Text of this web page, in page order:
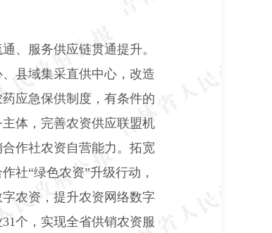
、服务供应链贯通提升。
县域集采直供中心，改造
应急保供制度，有条件的
体，完善农资供应联盟机
作社农资自营能力。拓宽
社“绿色农资”升级行动，
农资，提升农资网络数字
31个，实现全省供销农资服